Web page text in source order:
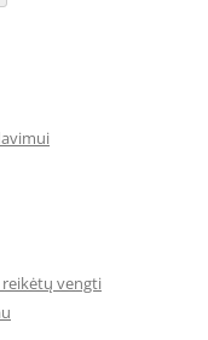
vengti